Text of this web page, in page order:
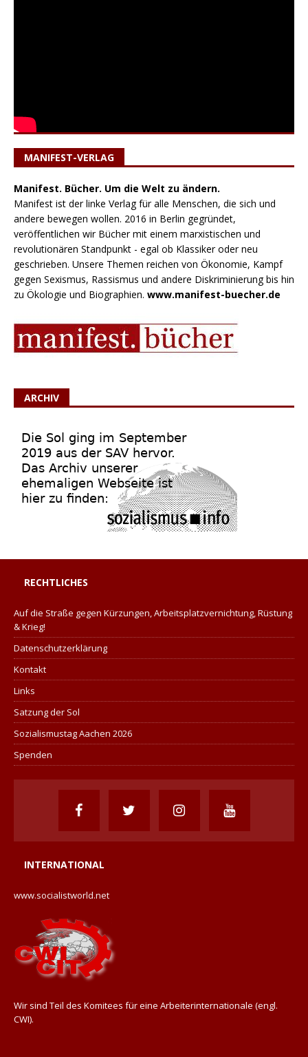
MANIFEST-VERLAG
Manifest. Bücher. Um die Welt zu ändern.
Manifest ist der linke Verlag für alle Menschen, die sich und
andere bewegen wollen. 2016 in Berlin gegründet,
veröffentlichen wir Bücher mit einem marxistischen und
revolutionären Standpunkt - egal ob Klassiker oder neu
geschrieben. Unsere Themen reichen von Ökonomie, Kampf
gegen Sexismus, Rassismus und andere Diskriminierung bis hin
zu Ökologie und Biographien. www.manifest-buecher.de
ARCHIV
RECHTLICHES
Auf die Straße gegen Kürzungen, Arbeitsplatzvernichtung, Rüstung
& Krieg!
Datenschutzerklärung
Kontakt
Links
Satzung der Sol
Sozialismustag Aachen 2026
Spenden
INTERNATIONAL
www.socialistworld.net
Wir sind Teil des Komitees für eine Arbeiterinternationale (engl.
CWI).